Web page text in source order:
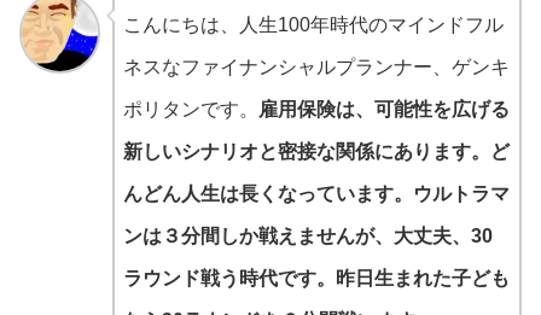
こんにちは、人生100年時代のマインドフル
ネスなファイナンシャルプランナー、ゲンキ
ポリタンです。 雇用保険は、可能性を広げる
新しいシナリオと密接な関係にあります。ど
んどん人生は長くなっています。ウルトラマ
ンは３分間しか戦えませんが、大丈夫、30
ラウンド戦う時代です。昨日生まれた子ども